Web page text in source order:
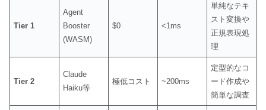
Tier 1
Agent
Booster
(WASM)
$0 <1ms
単純なテキ
スト変換や
正規表現処
理
Tier 2
Claude
Haiku等
極低コスト ~200ms
定型的なコ
ード作成や
簡単な調査